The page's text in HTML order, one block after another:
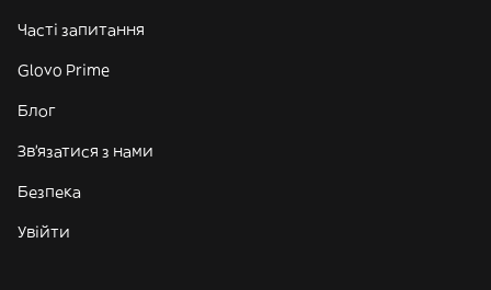
Часті запитання
Glovo Prime
Блог
Зв'язатися з нами
Безпека
Увійти